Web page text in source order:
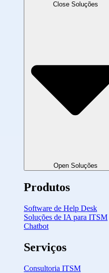
Close Soluções
Open Soluções
Produtos
Software de Help Desk
Soluções de IA para ITSM
Chatbot
Serviços
Consultoria ITSM